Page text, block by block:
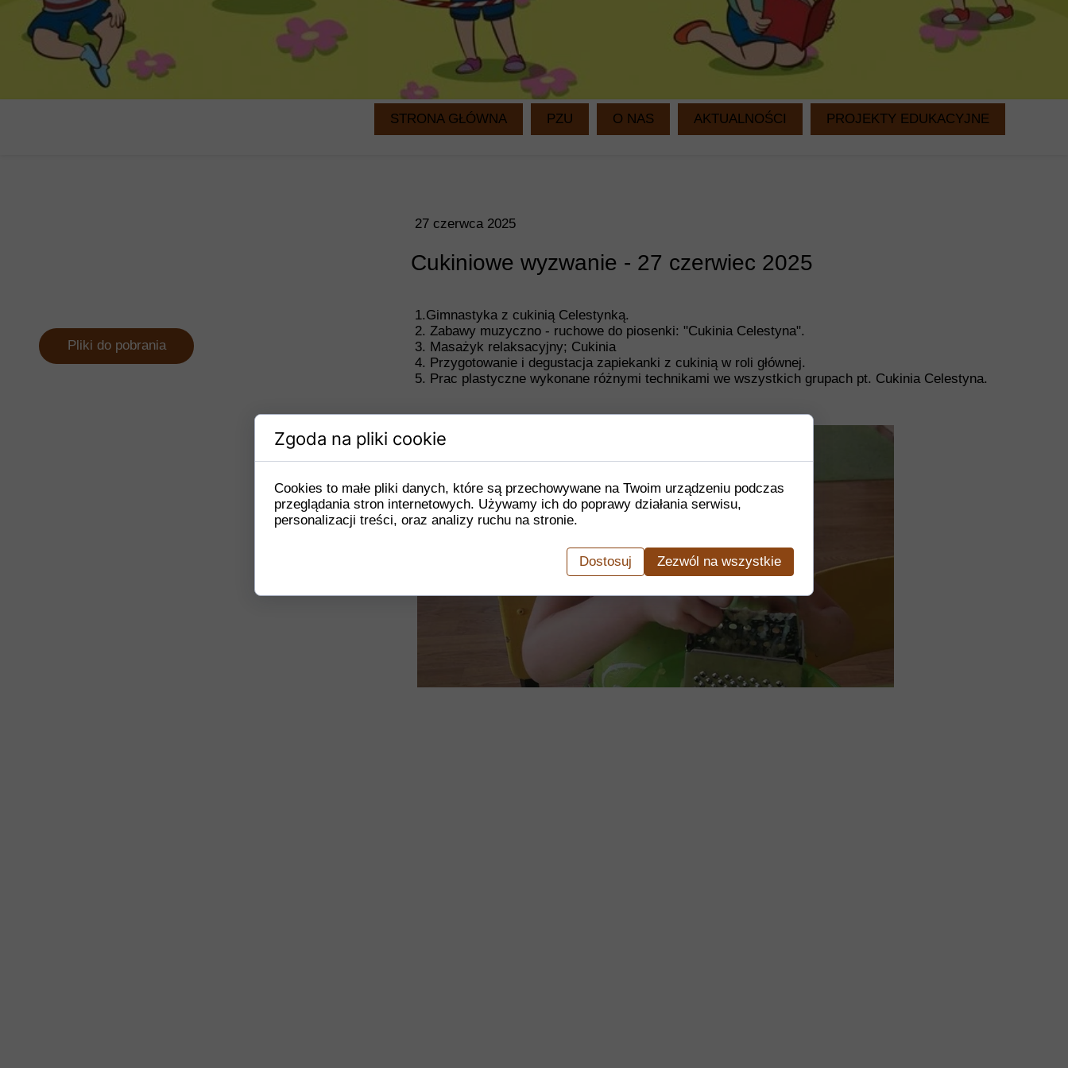
27 czerwca 2025
Cukiniowe wyzwanie - 27 czerwiec 2025
1.Gimnastyka z cukinią Celestynką.
2. Zabawy muzyczno - ruchowe do piosenki: "Cukinia Celestyna".
3. Masażyk relaksacyjny; Cukinia
4. Przygotowanie i degustacja zapiekanki z cukinią w roli głównej.
5. Prac plastyczne wykonane różnymi technikami we wszystkich grupach pt. Cukinia Celestyna.
Pliki do pobrania
STRONA GŁÓWNA PZU O NAS AKTUALNOŚCI PROJEKTY EDUKACYJNE
Zgoda na pliki cookie
Cookies to małe pliki danych, które są przechowywane na Twoim urządzeniu podczas
przeglądania stron internetowych. Używamy ich do poprawy działania serwisu,
personalizacji treści, oraz analizy ruchu na stronie.
Dostosuj Zezwól na wszystkie